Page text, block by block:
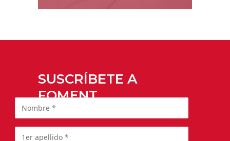
SUSCRÍBETE A
FOMENT